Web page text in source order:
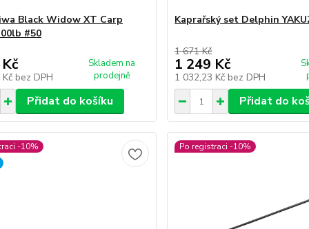
Black Widow XT Carp
#50
bez DPH
Skladem na
prodejně
Přidat do košíku
Kaprařský set Delphin
1 671 Kč
1 249 Kč
1 032,23 Kč bez DPH
Přidat do
-10% Po registraci -10%